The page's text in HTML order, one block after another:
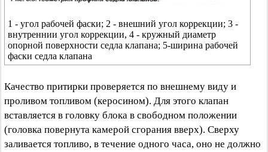
1 - угол рабочей фаски; 2 - внешний угол коррекции; 3 -
внутреннии угол коррекции, 4 - кружный диаметр
опорной поверхности седла клапана; 5-ширина рабочей
фаски седла клапана
Качество притирки проверяется по внешнему виду и
проливом топливом (керосином). Для этого клапан
вставляется в головку блока в свободном положении
(головка повернута камерой сгорания вверх). Сверху
заливается топливо, в течение одного часа, оно не должно